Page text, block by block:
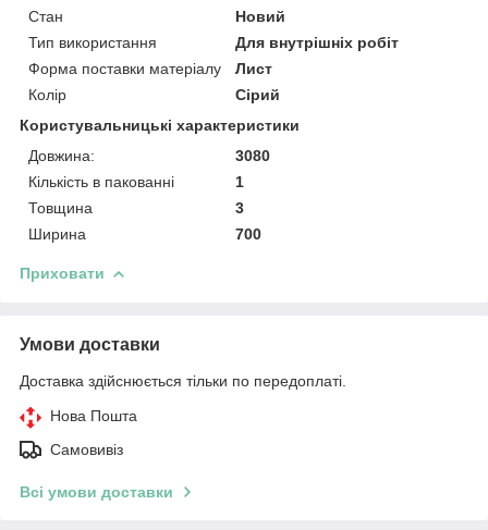
Стан
Новий
Тип використання
Для внутрішніх робіт
Форма поставки матеріалу
Лист
Колір
Сірий
Користувальницькі характеристики
Довжина:
3080
Кількість в пакованні
1
Товщина
3
Ширина
700
Приховати
Умови доставки
Доставка здійснюється тільки по передоплаті.
Нова Пошта
Самовивіз
Всі умови доставки